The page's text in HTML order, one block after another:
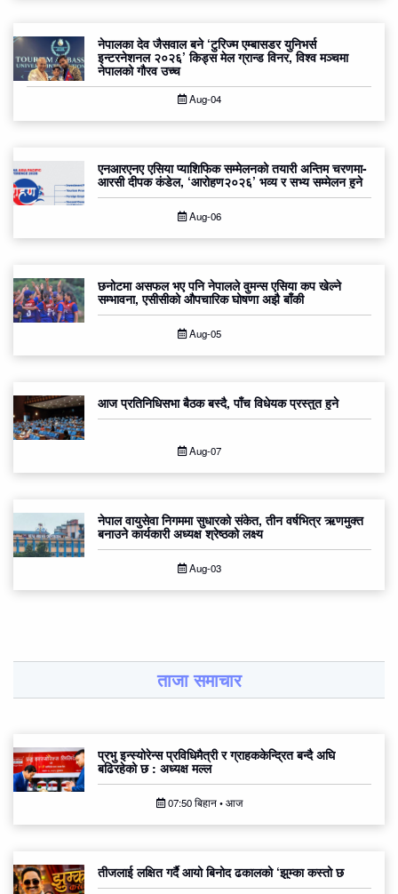
नेपालका देव जैसवाल बने ‘टुरिज्म एम्बासडर युनिभर्स
इन्टरनेशनल २०२६’ किड्स मेल ग्रान्ड विनर, विश्व मञ्चमा
नेपालको गौरव उच्च
Aug-04
एनआरएनए एसिया प्याशिफिक सम्मेलनको तयारी अन्तिम चरणमा-
आरसी दीपक कंडेल, ‘आरोहण२०२६’ भव्य र सभ्य सम्मेलन हुने
Aug-06
छनोटमा असफल भए पनि नेपालले वुमन्स एसिया कप खेल्ने
सम्भावना, एसीसीको औपचारिक घोषणा अझै बाँकी
Aug-05
आज प्रतिनिधिसभा बैठक बस्दै, पाँच विधेयक प्रस्तुत हुने
Aug-07
नेपाल वायुसेवा निगममा सुधारको संकेत, तीन वर्षभित्र ऋणमुक्त
बनाउने कार्यकारी अध्यक्ष श्रेष्ठको लक्ष्य
Aug-03
ताजा समाचार
प्रभु इन्स्योरेन्स प्रविधिमैत्री र ग्राहककेन्द्रित बन्दै अघि
बढिरहेको छ : अध्यक्ष मल्ल
07:50 बिहान • आज
तीजलाई लक्षित गर्दै आयो बिनोद ढकालको ‘झुम्का कस्तो छ